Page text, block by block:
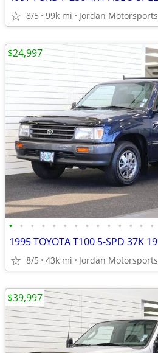
8/5 99k mi Jordan Motorsports
• • • • • • • • • • • • • •
8/5 43k mi Jordan Motorsports
$24,997
$39,997